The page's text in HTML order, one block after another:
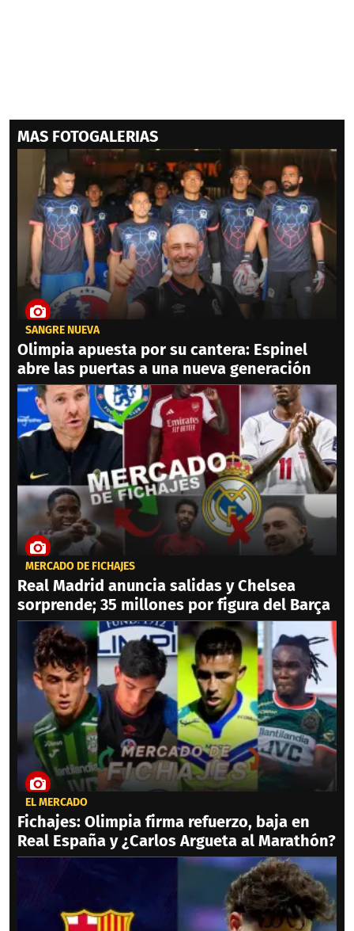
MAS FOTOGALERIAS
SANGRE NUEVA
Olimpia apuesta por su cantera: Espinel
abre las puertas a una nueva generación
MERCADO DE FICHAJES
Real Madrid anuncia salidas y Chelsea
sorprende; 35 millones por figura del Barça
EL MERCADO
Fichajes: Olimpia firma refuerzo, baja en
Real España y ¿Carlos Argueta al Marathón?